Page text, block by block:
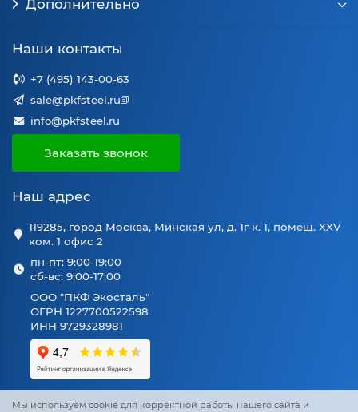
Мы используем cookie для корректной работы нашего сайта и
Дополнительно
Наши контакты
+7 (495) 143-00-63
sale@pkfsteel.ru
info@pkfsteel.ru
Заказать звонок
Наш адрес
119285, город Москва, Минская ул, д. 1г к. 1, помещ. XXV
ком. 1 офис 2
пн-пт: 9:00-19:00
сб-вс: 9:00-17:00
ООО "ПКФ Экосталь"
ОГРН 1227700522598
ИНН 9729328981